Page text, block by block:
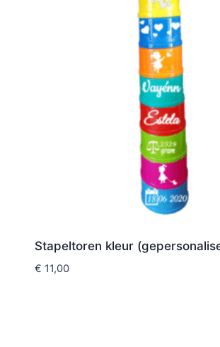
Stapeltoren kleur
€ 11,00